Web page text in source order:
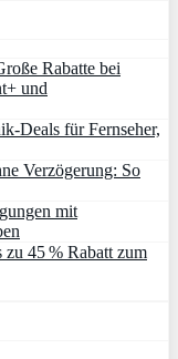
Rabatte bei
und
Deals für Fernseher,
Verzögerung: So
mit
45 % Rabatt zum